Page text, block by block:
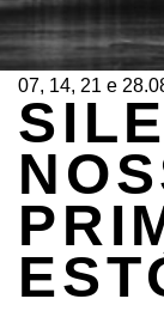
07, 14, 21 e